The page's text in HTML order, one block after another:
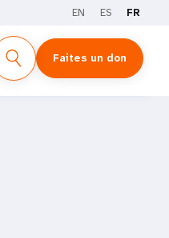
EN ES FR
Faites un don